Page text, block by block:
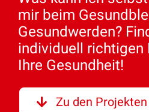
mir beim
Gesundwerden?
individuell richtigen
Ihre Gesundheit!
Zu den